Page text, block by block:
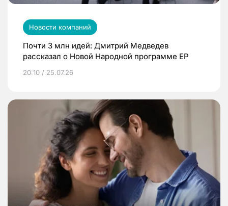
Новости компаний
Почти 3 млн идей: Дмитрий Медведев
рассказал о Новой Народной программе ЕР
20:10 / 25.07.26